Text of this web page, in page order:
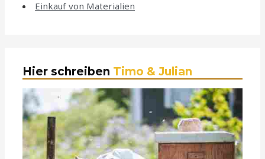
Einkauf von Materialien
Hier schreiben Timo & Julian